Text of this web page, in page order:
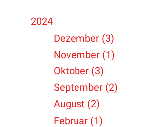
2024
Dezember (3)
November (1)
Oktober (3)
September (2)
August (2)
Februar (1)